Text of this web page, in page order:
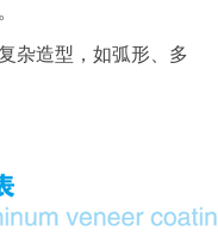
杂造型，如弧形、多